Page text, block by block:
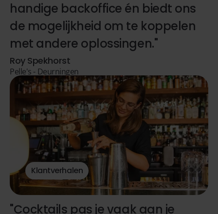
handige backoffice én biedt ons
de mogelijkheid om te koppelen
met andere oplossingen."
Roy Spekhorst
Pelle's - Deurningen
Klantverhalen
"Cocktails pas je vaak aan je